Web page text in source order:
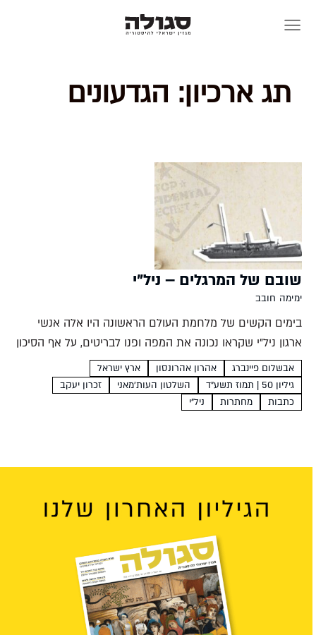
תג ארכיון: הגדעונים
שובם של המרגלים – ניל"י
ימימה חובב
בימים הקשים של מלחמת העולם הראשונה היו אלה אנשי
ארגון ניל"י שקראו נכונה את המפה ופנו לבריטים, על אף הסיכון
שבדבר. ההדרה שממנה סבלו במשך שנים הונעה בין השאר
מגורמים ענייניים, אבל לא פחות מכך...
אבשלום פיינברג אהרון אהרונסון
ארץ ישראל
גיליון 50 | תמוז תשע"ד
השלטון העות'מאני
זכרון יעקב
כתבות
מחתרות ניל"י